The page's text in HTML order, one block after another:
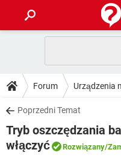
GRY
SPOTIFY
INSTAGRAM
WINDOWS 10
PORADY
PlayStation
SPOTIFY
DO POBRANIA
ANDROID
GRY
FORUM
Forum Urządzenia
Poprzedni Temat
Tryb oszczędzania
włączyć
Rozwiązany/